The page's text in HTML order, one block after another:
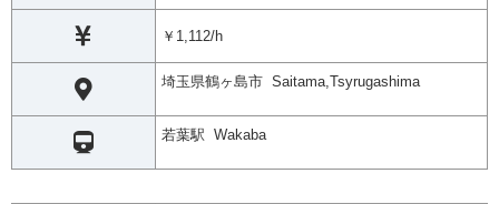
￥1,112/h
埼玉県鶴ヶ島市 Saitama,Tsyrugashima
若葉駅 Wakaba